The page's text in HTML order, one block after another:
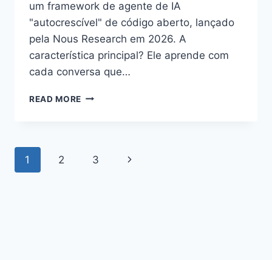
um framework de agente de IA
"autocrescível" de código aberto, lançado
pela Nous Research em 2026. A
característica principal? Ele aprende com
cada conversa que…
READ MORE O
AGENT?
Page
1 2 3
Next